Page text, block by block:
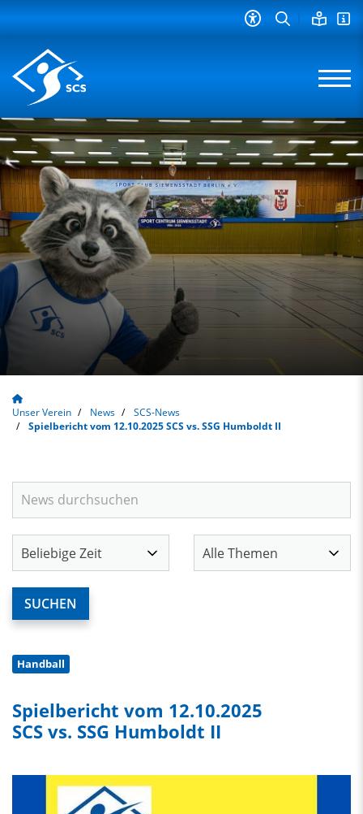
Unser Verein News
SCS-News
Spielbericht vom 12.10.2025 SCS vs. SSG Humboldt II
Handball
Spielbericht vom 12.10.2025
SCS vs. SSG Humboldt II